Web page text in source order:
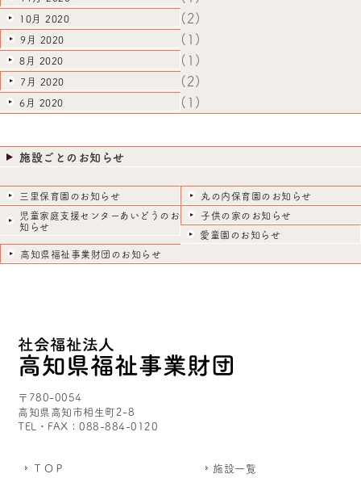
10月 2020 (2)
9月 2020 (1)
8月 2020 (1)
7月 2020 (2)
6月 2020 (1)
施設ごとのお知らせ
三里保育園のお知らせ
丸の内保育園のお知らせ
児童家庭支援センターあいどうのお
知らせ
子供の家のお知らせ
愛童園のお知らせ
高知県福祉事業財団のお知らせ
〒780-0054
高知県高知市相生町2-8
TEL・FAX：088-884-0120
ＴＯＰ 施設一覧